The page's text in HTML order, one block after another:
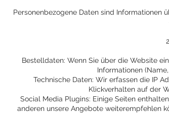
Personenbezogene Daten sind
Bestelldaten: Wenn Sie über die Website
Informationen
Technische Daten: Wir erfassen die IP
Klickverhalten auf der
Social Media Plugins: Einige Seiten
anderen unsere Angebote weiterempfehlen